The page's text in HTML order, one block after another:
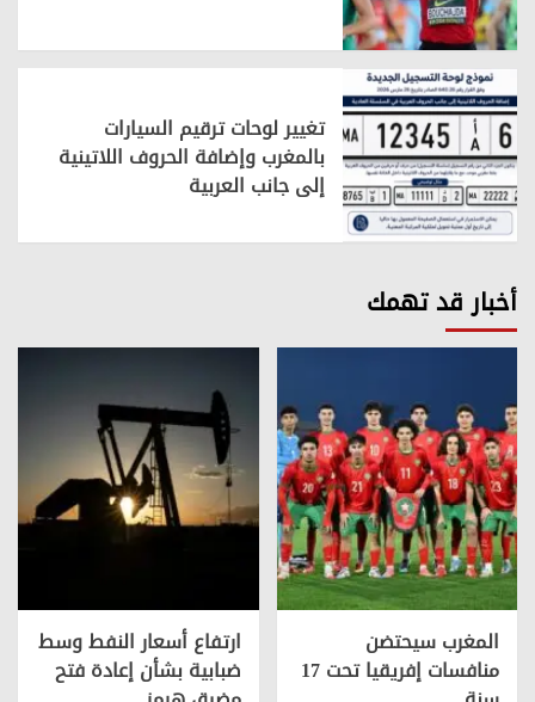
تغيير لوحات ترقيم السيارات
بالمغرب وإضافة الحروف اللاتينية
إلى جانب العربية
أخبار قد تهمك
المغرب سيحتضن
منافسات إفريقيا تحت 17
ارتفاع أسعار النفط وسط
ضبابية بشأن إعادة فتح